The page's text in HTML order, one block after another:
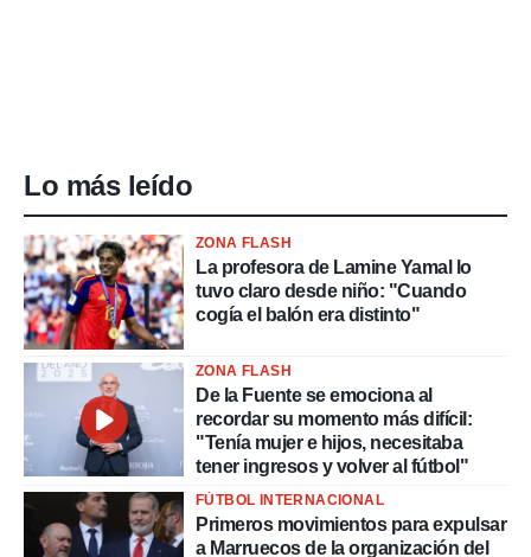
Lo más leído
ZONA FLASH
La profesora de Lamine Yamal lo
tuvo claro desde niño: "Cuando
cogía el balón era distinto"
ZONA FLASH
De la Fuente se emociona al
recordar su momento más difícil:
"Tenía mujer e hijos, necesitaba
tener ingresos y volver al fútbol"
FÚTBOL INTERNACIONAL
Primeros movimientos para expulsar
a Marruecos de la organización del